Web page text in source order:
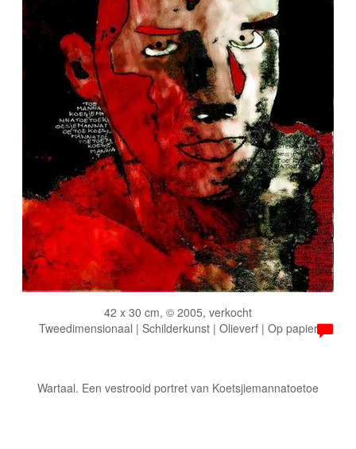
42 x 30 cm, © 2005, verkocht
Tweedimensionaal | Schilderkunst | Olieverf | Op papier
Wartaal. Een vestrooid portret van Koetsjiemannatoetoe